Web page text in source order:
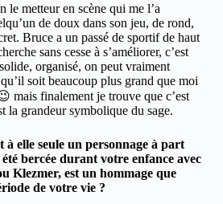
le metteur en scène qui me l’a
de doux dans son jeu, de rond,
Bruce a un passé de sportif de haut
sans cesse à s’améliorer, c’est
organisé, on peut vraiment
soit beaucoup plus grand que moi
mais finalement je trouve que c’est
la grandeur symbolique du sage.
à elle seule un personnage à part
bercée durant votre enfance avec
Klezmer, est un hommage que
de votre vie ?